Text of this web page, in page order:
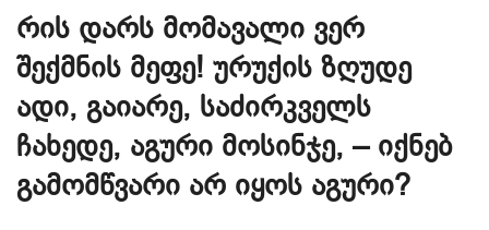
რის დარს მომავალი ვერ
შექმნის მეფე! ურუქის ზღუდე
ადი, გაიარე, საძირკველს
ჩახედე, აგური მოსინჯე, – იქნებ
გამომწვარი არ იყოს აგური?